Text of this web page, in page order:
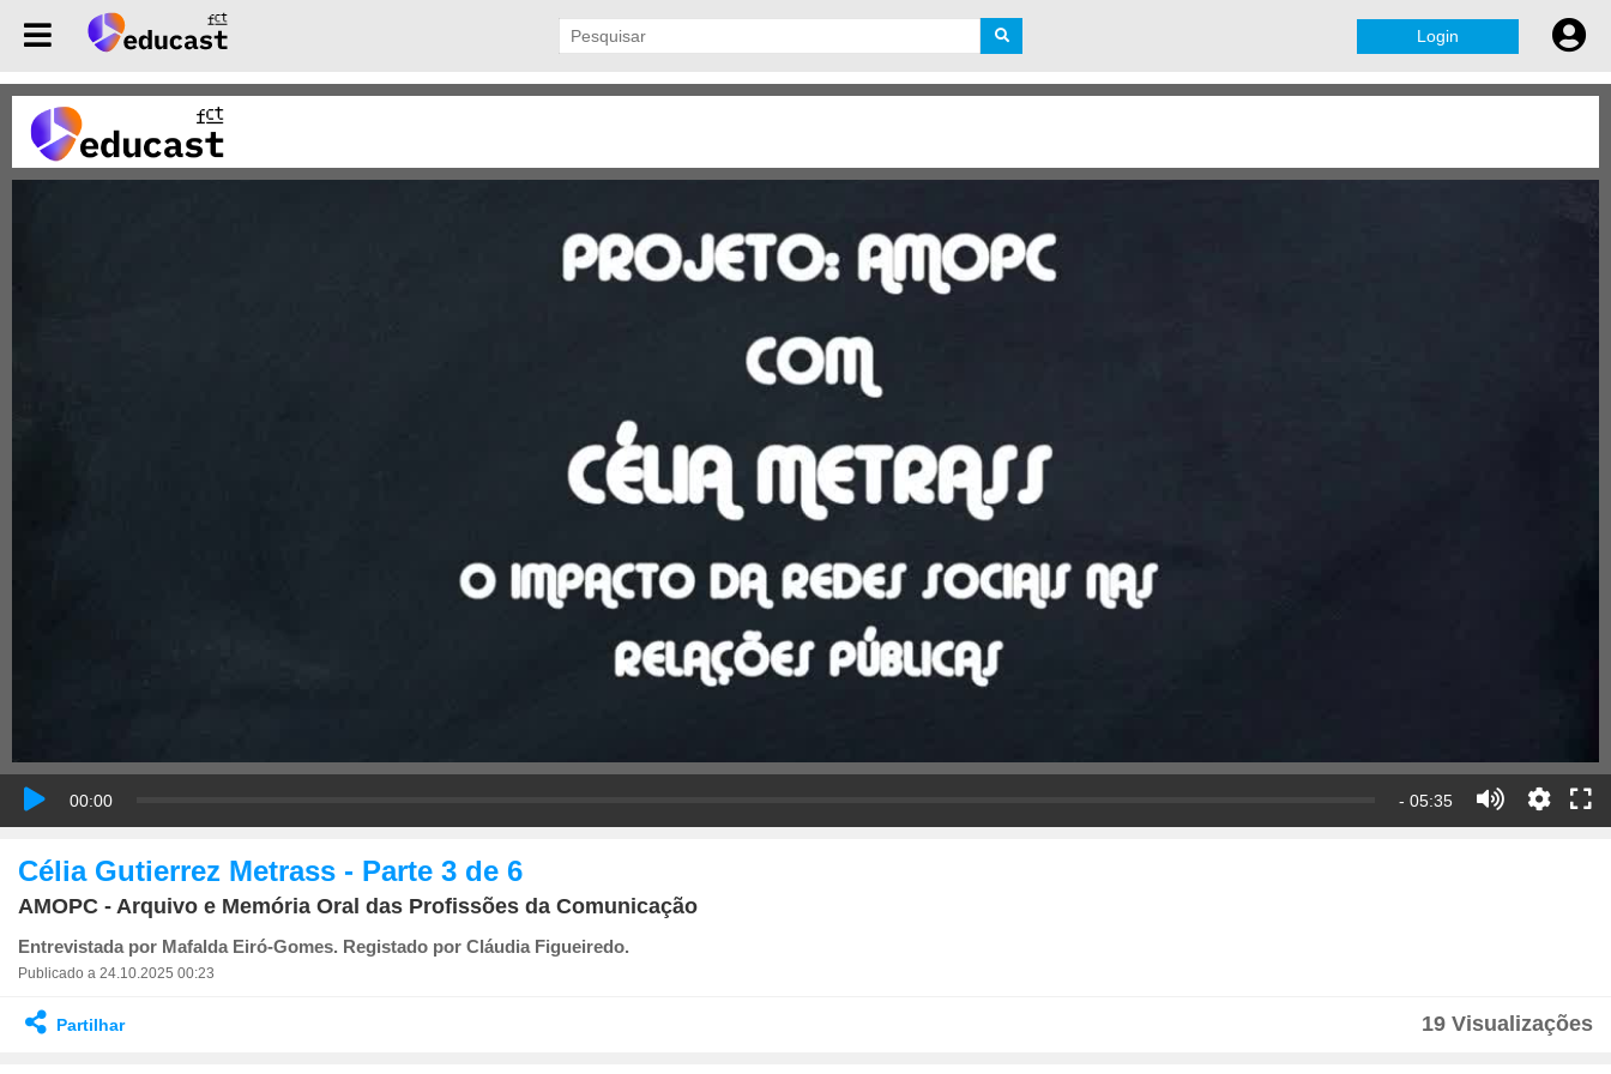
Login
00:00 - 05:35
Célia Gutierrez Metrass - Parte 3 de 6
AMOPC - Arquivo e Memória Oral das Profissões da Comunicação
Entrevistada por Mafalda Eiró-Gomes. Registado por Cláudia Figueiredo.
Publicado a 24.10.2025 00:23
Partilhar 19 Visualizações